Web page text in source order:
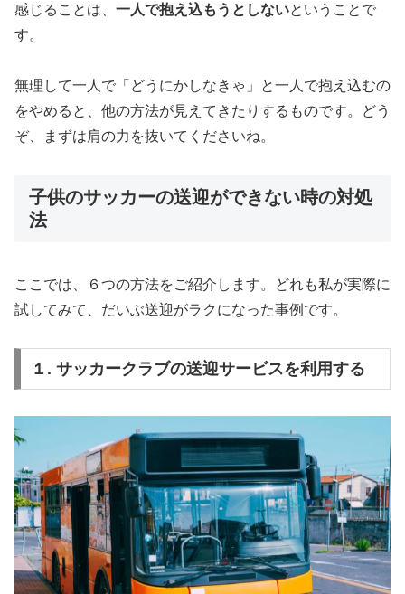
感じることは、 一人で抱え込もうとしないということで
す。
無理して一人で「どうにかしなきゃ」と一人で抱え込むの
をやめると、他の方法が見えてきたりするものです。どう
ぞ、まずは肩の力を抜いてくださいね。
子供のサッカーの送迎ができない時の対処
法
ここでは、６つの方法をご紹介します。どれも私が実際に
試してみて、だいぶ送迎がラクになった事例です。
１. サッカークラブの送迎サービスを利用する